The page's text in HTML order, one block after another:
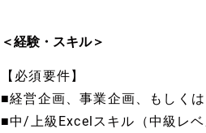
＜経験・スキル＞
【必須要件】
■経営企画、事業企画、もしく
■中/上級Excelスキル（中級レ